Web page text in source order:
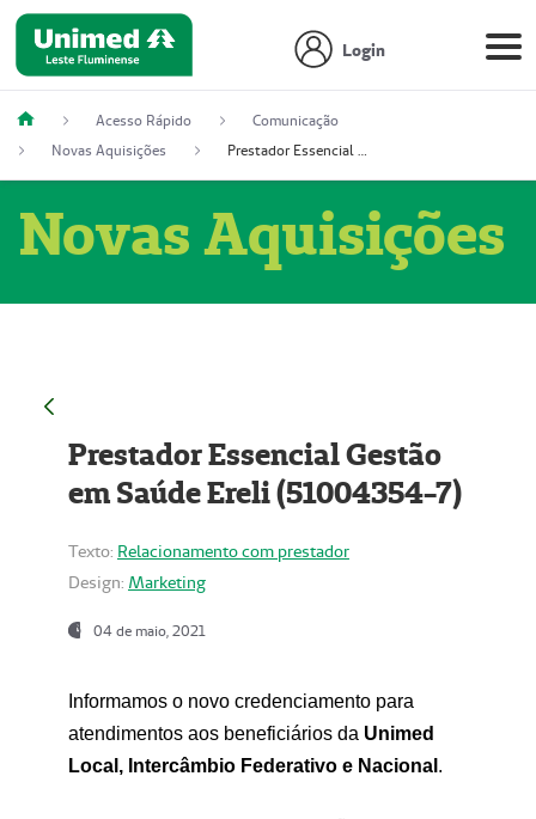
Login
Acesso Rápido
Comunicação
Novas Aquisições
Prestador Essencial Gestão em Saúde Ereli (51004354-7)
Novas Aquisições
Prestador Essencial Gestão
em Saúde Ereli (51004354-7)
Texto: Relacionamento com prestador
Design: Marketing
04 de maio, 2021
Informamos o novo credenciamento para
atendimentos aos beneficiários da Unimed
Local, Intercâmbio Federativo e Nacional .